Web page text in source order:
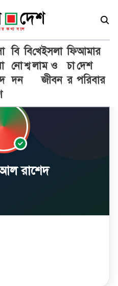
বি
নো
দন
বি
শ্ব
খে
লা
ইসলা
ম ও
জীবন
ফি
চা
র
আমার
দেশ
পরিবার
রাশেদ